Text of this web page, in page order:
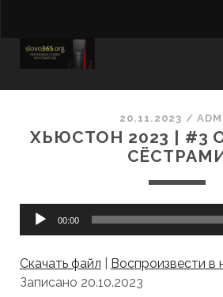
20.11.2023 /
ХЬЮСТОН 2023 | #3
Аудиоплеер
00:00
Скачать файл Воспроизвести в
Записано 20.10.2023